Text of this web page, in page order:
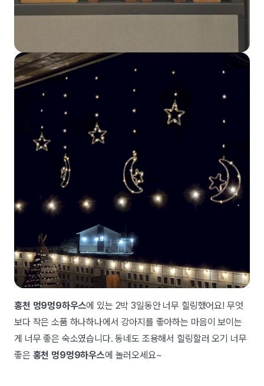
홍천 멍9멍9하우스에 있는 2박 3일동안 너무 힐링했어요! 무엇
보다 작은 소품 하나하나에서 강아지를 좋아하는 마음이 보이는
게 너무 좋은 숙소였습니다. 동네도 조용해서 힐링할러 오기 너무
좋은 홍천 멍9멍9하우스에 놀러오세요~